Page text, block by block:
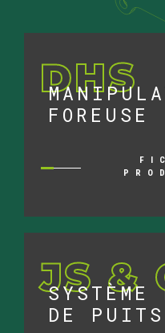
DHS
FOREUSE
JS &
SYSTÈME
DE PUITS